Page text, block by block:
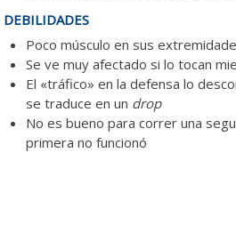
DEBILIDADES
Poco músculo en sus
Se ve muy afectado si lo tocan
El «tráfico» en la defensa lo
se traduce en un drop
No es bueno para correr una
primera no funcionó